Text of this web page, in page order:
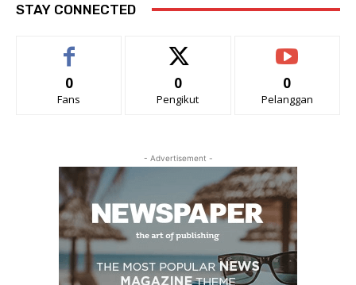
STAY CONNECTED
0
Fans
0
Pengikut
0
Pelanggan
- Advertisement -